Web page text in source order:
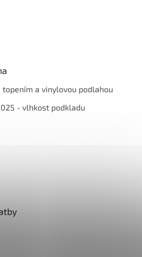
topením a vinylovou podlahou
- vlhkost podkladu